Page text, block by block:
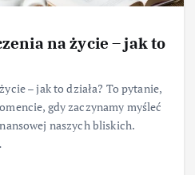
na życie – jak to
– jak to działa? To pytanie,
gdy zaczynamy myśleć
naszych bliskich.